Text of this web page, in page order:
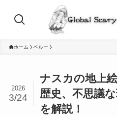
ホーム ペルー
ナスカの地上
歴史、不思議
を解説！
2026
3/24